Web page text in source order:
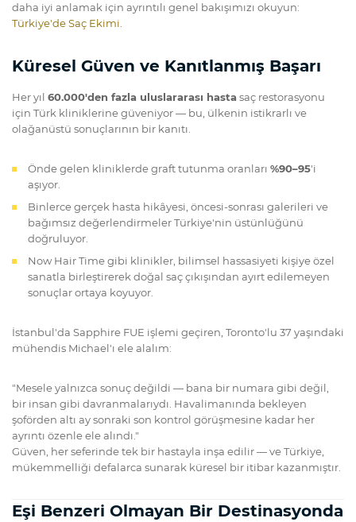
daha iyi anlamak için ayrıntılı genel bakışımızı okuyun:
Türkiye'de Saç Ekimi
Küresel Güven ve Kanıtlanmış Başarı
Her yıl 60.000'den fazla uluslararası hasta saç restorasyonu
için Türk kliniklerine güveniyor — bu, ülkenin istikrarlı ve
olağanüstü sonuçlarının bir kanıtı.
Önde gelen kliniklerde graft tutunma oranları %90–95'i
aşıyor.
Binlerce gerçek hasta hikâyesi, öncesi-sonrası galerileri ve
bağımsız değerlendirmeler Türkiye'nin üstünlüğünü
doğruluyor.
Now Hair Time gibi klinikler, bilimsel hassasiyeti kişiye özel
sanatla birleştirerek doğal saç çıkışından ayırt edilemeyen
sonuçlar ortaya koyuyor.
İstanbul'da Sapphire FUE işlemi geçiren, Toronto'lu 37 yaşındaki
mühendis Michael'ı ele alalım:
"Mesele yalnızca sonuç değildi — bana bir numara gibi değil,
bir insan gibi davranmalarıydı. Havalimanında bekleyen
şoförden altı ay sonraki son kontrol görüşmesine kadar her
ayrıntı özenle ele alındı."
Güven, her seferinde tek bir hastayla inşa edilir — ve Türkiye,
mükemmelliği defalarca sunarak küresel bir itibar kazanmıştır.
Eşi Benzeri Olmayan Bir Destinasyonda